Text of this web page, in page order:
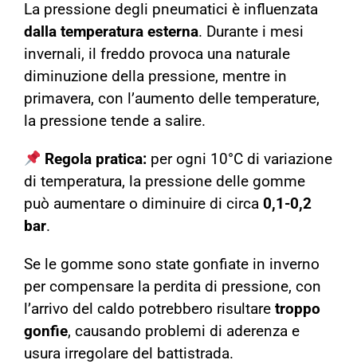
La pressione degli pneumatici è influenzata
dalla temperatura esterna. Durante i mesi
invernali, il freddo provoca una naturale
diminuzione della pressione, mentre in
primavera, con l’aumento delle temperature,
la pressione tende a salire.
Regola pratica: per ogni 10°C di variazione
di temperatura, la pressione delle gomme
può aumentare o diminuire di circa 0,1-0,2
bar.
Se le gomme sono state gonfiate in inverno
per compensare la perdita di pressione, con
l’arrivo del caldo potrebbero risultare troppo
gonfie, causando problemi di aderenza e
usura irregolare del battistrada.